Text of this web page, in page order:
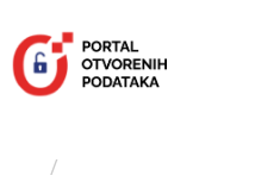
sadržaj